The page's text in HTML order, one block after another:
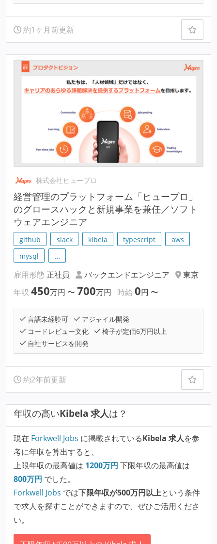
約1ヶ月前更新
株式会社ヒュープロ
経営管理のプラットフォーム「ヒュープロ」
のグロースハックと新規事業を兼任／ソフト
ウェアエンジニア
github slack kibela typescript
aws
mysql
…
雇用形態 正社員 バックエンドエンジニア
東京
年収 450万円 〜 700万円 時給 0円 〜
言語未経験可
アジャイル開発
コードレビュー文化
椅子が定価6万円以上
自社サービスを開発
約2年前更新
年収の高いKibela 求人は？
現在 Forkwell Jobs に掲載されているKibela 求人を参
考に年収を算出すると、
上限年収の最高値は 1200万円 下限年収の最高値は
800万円 でした。
Forkwell Jobs では下限年収が500万円以上という条件
で求人を探すことができますので、ぜひご活用くださ
い。